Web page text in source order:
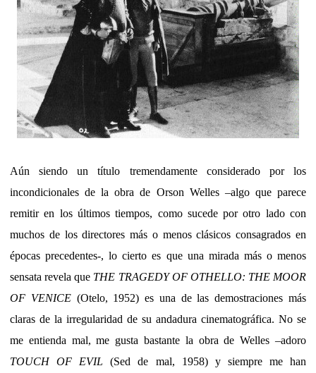
Aún siendo un título tremendamente considerado por los
incondicionales de la obra de Orson Welles –algo que parece
remitir en los últimos tiempos, como sucede por otro lado con
muchos de los directores más o menos clásicos consagrados en
épocas precedentes-, lo cierto es que una mirada más o menos
sensata revela que THE TRAGEDY OF OTHELLO: THE MOOR
OF VENICE(Otelo, 1952) es una de las demostraciones más
claras de la irregularidad de su andadura cinematográfica. No se
me entienda mal, me gusta bastante la obra de Welles –adoro
TOUCH OF EVIL (Sed de mal, 1958) y siempre me han